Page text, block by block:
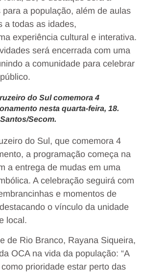
a população, além de aulas
a todas as idades,
experiência cultural e interativa.
será encerrada com uma
a comunidade para celebrar
do Sul comemora 4
nesta quarta-feira, 18.
Secom.
do Sul, que comemora 4
a programação começa na
a entrega de mudas em uma
A celebração seguirá com
e momentos de
o vínculo da unidade
local.
de Rio Branco, Rayana Siqueira,
OCA na vida da população: “A
prioridade estar perto das